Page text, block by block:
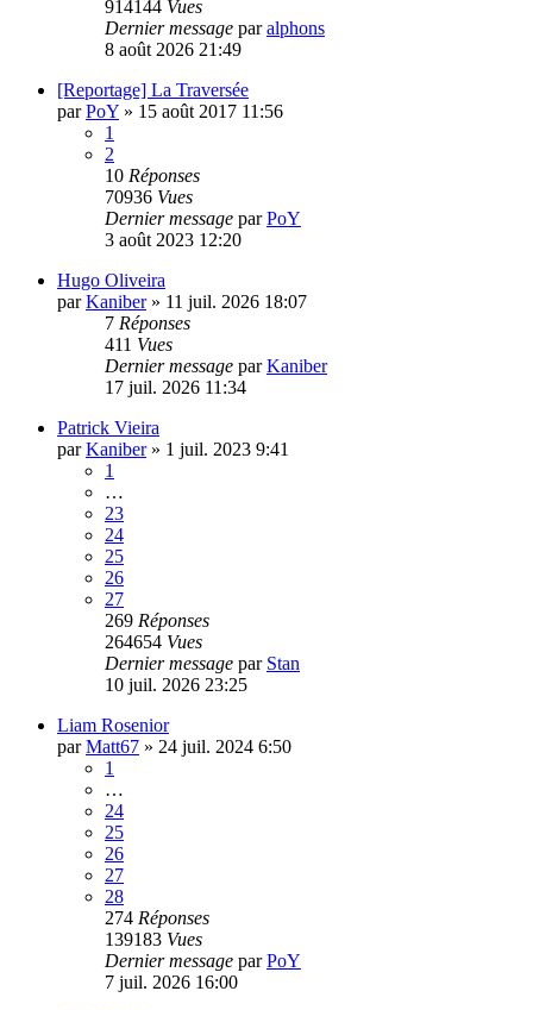
914144 Vues
Dernier message paralphons
8 août 2026 21:49
[Reportage] La Traversée
parPoY » 15 août 2017 11:56
1
2
10 Réponses
70936 Vues
Dernier message parPoY
3 août 2023 12:20
Hugo Oliveira
parKaniber» 11 juil. 2026 18:07
7 Réponses
411 Vues
Dernier message parKaniber
17 juil. 2026 11:34
Patrick Vieira
parKaniber» 1 juil. 2023 9:41
1
…
23
24
25
26
27
269 Réponses
264654 Vues
Dernier message par Stan
10 juil. 2026 23:25
Liam Rosenior
parMatt67 » 24 juil. 2024 6:50
1
…
24
25
26
27
28
274 Réponses
139183 Vues
Dernier message parPoY
7 juil. 2026 16:00